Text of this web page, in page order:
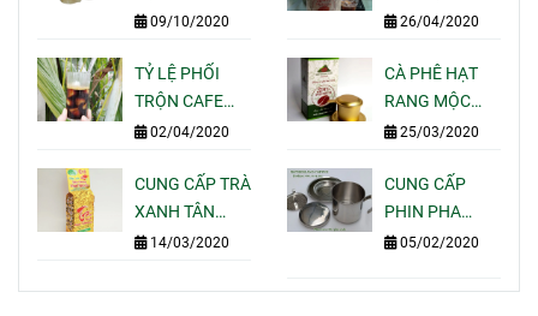
NGUYÊN CHẤT
QUÁN CAFE
TẠI TPHCM
09/10/2020
RANG MỘC
ESPRESSO
NGON CỦA
MOTHERLAND
26/04/2020
TỶ LỆ PHỐI
TRỘN CAFE
NGON BÁN
NHẤT HIỆN
NAY
02/04/2020
CÀ PHÊ HẠT
RANG MỘC
GÓI 250G PHA
-
MOTHERLAND
COFFEE
25/03/2020
CUNG CẤP TRÀ
XANH TÂN
CƯƠNG THÁI
100G 200G
14/03/2020
CUNG CẤP
PHIN PHA
CAFE INOX 304
MOTHERLAND
05/02/2020